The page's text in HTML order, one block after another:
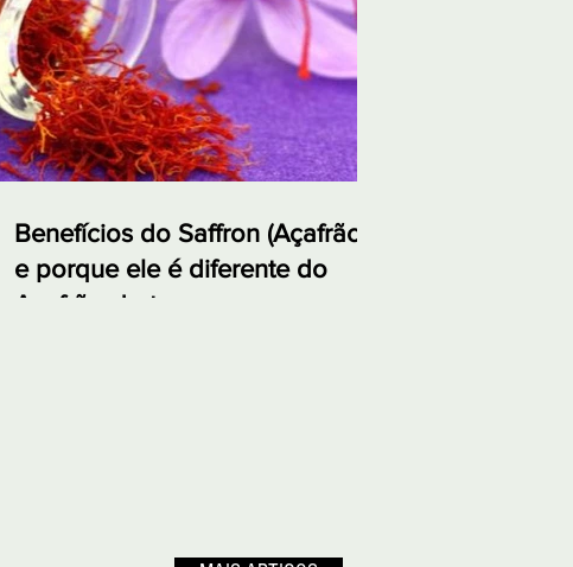
Benefícios do Saffron (Açafrão)
e porque ele é diferente do
Açafrão-da-terra